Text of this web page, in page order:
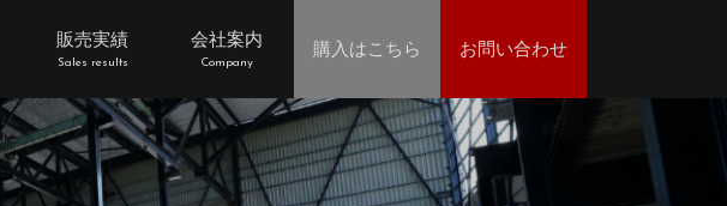
販売実績
Sales results
会社案内
Company
購入はこちら お問い合わせ